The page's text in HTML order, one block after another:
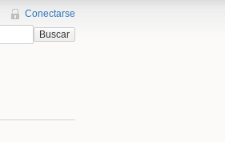
Conectarse
Buscar